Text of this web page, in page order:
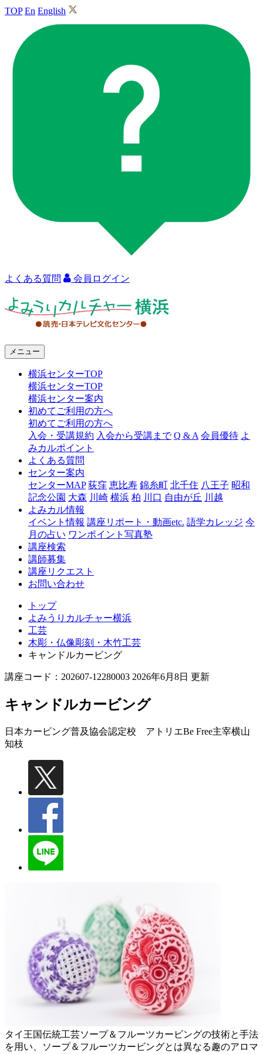
TOP En English
よくある質問 会員ログイン
ャ
浜
メニュー
横浜センターTOP
横浜センターTOP
横浜センター案内
初めてご利用の方へ
初めてご利用の方へ
入会・受講規約 入会から受講まで Q & A 会員優待 よ
みカルポイント
よくある質問
センター案内
センターMAP 荻窪 恵比寿 錦糸町 北千住 八王子 昭和
記念公園 大森 川崎 横浜 柏 川口 自由が丘 川越
よみカル情報
イベント情報 講座リポート・動画etc. 語学カレッジ 今
月の占い ワンポイント写真塾
講座検索
講師募集
講座リクエスト
お問い合わせ
トップ
よみうりカルチャー横浜
工芸
木彫・仏像彫刻・木竹工芸
キャンドルカービング
講座コード：202607-12280003 2026年6月8日 更新
キャンドルカービング
日本カービング普及協会認定校 アトリエBe Free主宰横山
知枝
タイ王国伝統工芸ソープ＆フルーツカービングの技術と手法
を用い、ソープ＆フルーツカービングとは異なる趣のアロマ